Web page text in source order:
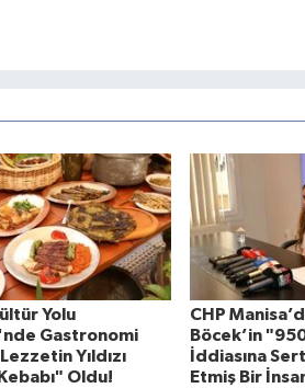
Yolu
Gastronomi
Yıldızı
Oldu!
CHP
Böcek’in
İddiasına
Etmiş Bir